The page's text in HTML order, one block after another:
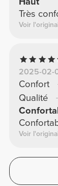
Très
Voir
2025-02-
Confort
Qualité
Voir